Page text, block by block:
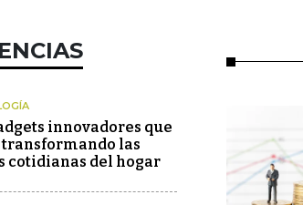
innovadores que
transformando las
cotidianas del hogar